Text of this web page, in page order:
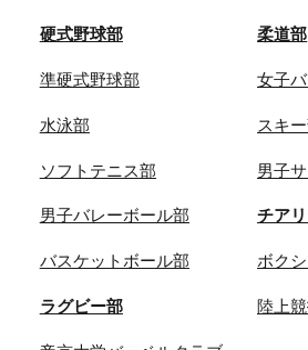
硬式野球部 柔道部
準硬式野球部 女子
水泳部 スキ
ソフトテニス部 男子
男子バレーボール部 チア
バスケットボール部 ボク
ラグビー部 陸上